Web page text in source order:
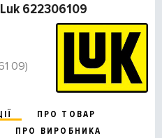
622306109
09)
ПРО ТОВАР
ПРО ВИРОБНИКА